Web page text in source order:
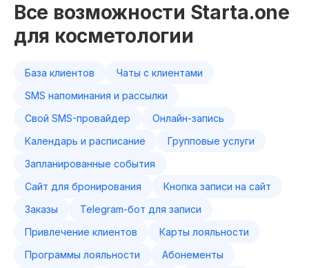
Все возможности Starta.one
для косметологии
База клиентов
Чаты с клиентами
SMS напоминания и рассылки
Свой SMS-провайдер
Онлайн-запись
Календарь и расписание
Групповые услуги
Запланированные события
Сайт для бронирования
Кнопка записи на сайт
Заказы
Telegram-бот для записи
Привлечение клиентов
Карты лояльности
Программы лояльности
Абонементы